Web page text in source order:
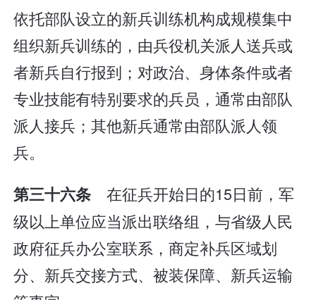
依托部队设立的新兵训练机构成规模集中
组织新兵训练的，由兵役机关派人送兵或
者新兵自行报到；对政治、身体条件或者
专业技能有特别要求的兵员，通常由部队
派人接兵；其他新兵通常由部队派人领
兵。
第三十六条 在征兵开始日的15日前，军
级以上单位应当派出联络组，与省级人民
政府征兵办公室联系，商定补兵区域划
分、新兵交接方式、被装保障、新兵运输